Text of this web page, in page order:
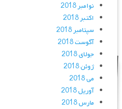
نوامبر 2018
اکتبر 2018
سپتامبر 2018
آگوست 2018
جولای 2018
ژوئن 2018
می 2018
آوریل 2018
مارس 2018